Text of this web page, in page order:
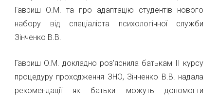
Гавриш О.М. та про адаптацію студентів нового
набору від спеціаліста психологічної служби
Зінченко В.В.
Гавриш О.М. докладно роз’яснила батькам ІІ курсу
процедуру проходження ЗНО, Зінченко В.В. надала
рекомендації як батьки можуть допомогти